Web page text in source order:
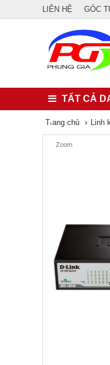
LIÊN HỆ GÓC
TẤT CẢ
Trang chủ › Linh
Zoom